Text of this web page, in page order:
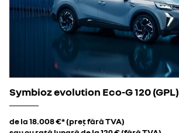
Symbioz evolution Eco-G 120 (GPL)
de la 18.008 €* (preț fără TVA)